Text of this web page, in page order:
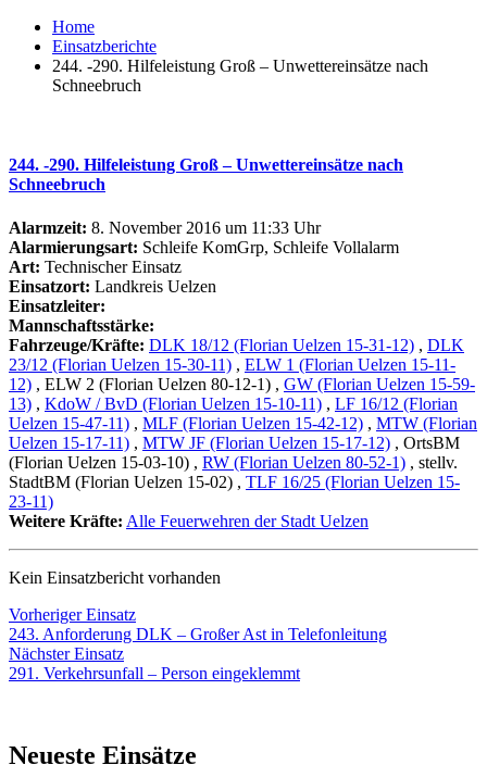
Home
Einsatzberichte
244. -290. Hilfeleistung Groß – Unwettereinsätze nach
Schneebruch
244. -290. Hilfeleistung Groß – Unwettereinsätze nach
Schneebruch
Alarmzeit: 8. November 2016 um 11:33 Uhr
Alarmierungsart: Schleife KomGrp, Schleife Vollalarm
Art: Technischer Einsatz
Einsatzort: Landkreis Uelzen
Einsatzleiter:
Mannschaftsstärke:
Fahrzeuge/Kräfte: DLK 18/12 (Florian Uelzen 15-31-12) , DLK
23/12 (Florian Uelzen 15-30-11) , ELW 1 (Florian Uelzen 15-11-
12) , ELW 2 (Florian Uelzen 80-12-1) , GW (Florian Uelzen 15-59-
13) , KdoW / BvD (Florian Uelzen 15-10-11) , LF 16/12 (Florian
Uelzen 15-47-11) , MLF (Florian Uelzen 15-42-12) , MTW (Florian
Uelzen 15-17-11) , MTW JF (Florian Uelzen 15-17-12) , OrtsBM
(Florian Uelzen 15-03-10) , RW (Florian Uelzen 80-52-1) , stellv.
StadtBM (Florian Uelzen 15-02) , TLF 16/25 (Florian Uelzen 15-
23-11)
Weitere Kräfte: Alle Feuerwehren der Stadt Uelzen
Kein Einsatzbericht vorhanden
Beitragsnavigation
Vorheriger EinsatzVorheriger
Einsatz:
243. Anforderung DLK – Großer Ast in Telefonleitung
Nächster EinsatzNächster
Einsatz:
291. Verkehrsunfall – Person eingeklemmt
Neueste Einsätze